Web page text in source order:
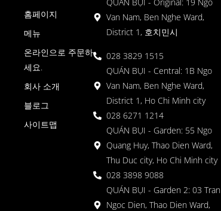
홈페이지
메뉴
온라인으로 주문하
세요.
회사 소개
블로그
사이트맵
Van Nam, Ben Nghe Ward,
District 1, 호치민시
028 3829 1515
QUÁN BỤI - Central: 1B Ngo
Van Nam, Ben Nghe Ward,
District 1, Ho Chi Minh city
028 6271 1214
QUÁN BỤI - Garden: 55 Ngo
Quang Huy, Thao Dien Ward,
Thu Duc city, Ho Chi Minh city
028 3898 9088
QUÁN BỤI - Garden 2: 03 Tran
Ngoc Dien, Thao Dien Ward,